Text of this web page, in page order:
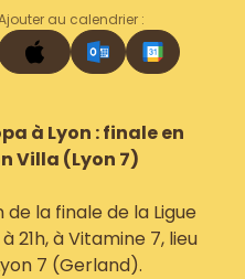
au calendrier :
à Lyon : finale en
Villa (Lyon 7)
la finale de la Ligue
21h, à Vitamine 7, lieu
7 (Gerland).